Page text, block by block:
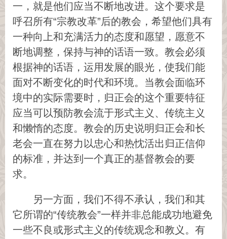
一，就是他们应当不断地改进。这个要求是
呼召所有“宗教改革”后的教会，希望他们具有
一种向上和充满活力的态度和愿望，愿意不
断地调整，保持与神的话语一致。教会必须
根据神的话语，运用发展的眼光，使我们能
面对不断变化的时代和环境。当教会面临环
境中的实际需要时，归正会的这个重要特征
应当可以预防教会流于形式主义、传统主义
和懒惰的态度。教会的历史说明归正会和长
老会一直在努力以忠心和热忱活出归正信仰
的标准，并达到一个真正的基督教会的要
求。
另一方面，我们不得不承认，我们和其
它所谓的“传统教会”一样并非总能成功地避免
一些不良或形式主义的传统观念和教义。有